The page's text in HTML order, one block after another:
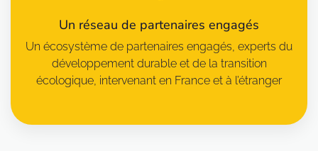
Un réseau de partenaires engagés
Un écosystème de partenaires engagés, experts du
développement durable et de la transition
écologique, intervenant en France et à l’étranger